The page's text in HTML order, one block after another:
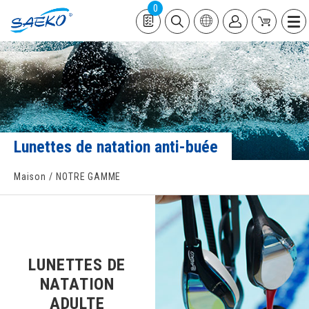
0
Lunettes de natation anti-buée
Maison NOTRE GAMME
LUNETTES DE
NATATION
ADULTE